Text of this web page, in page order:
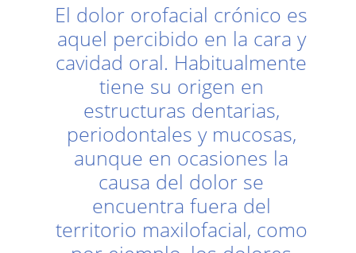
El dolor orofacial crónico es
aquel percibido en la cara y
cavidad oral. Habitualmente
tiene su origen en
estructuras dentarias,
periodontales y mucosas,
aunque en ocasiones la
causa del dolor se
encuentra fuera del
territorio maxilofacial, como